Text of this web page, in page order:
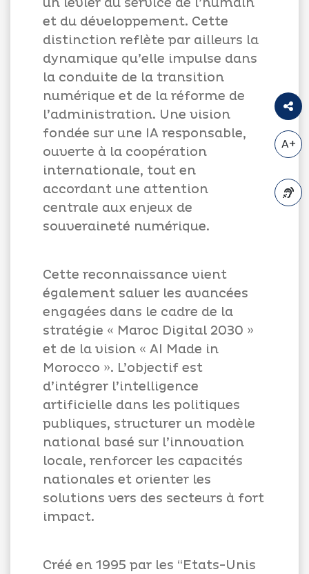
et du développement. Cette
distinction reflète par ailleurs la
dynamique qu’elle impulse dans
la conduite de la transition
numérique et de la réforme de
l’administration. Une vision
fondée sur une IA responsable,
ouverte à la coopération
internationale, tout en
accordant une attention
centrale aux enjeux de
souveraineté numérique.
Cette reconnaissance vient
également saluer les avancées
engagées dans le cadre de la
stratégie « Maroc Digital 2030 »
et de la vision « AI Made in
Morocco ». L’objectif est
d’intégrer l’intelligence
artificielle dans les politiques
publiques, structurer un modèle
national basé sur l’innovation
locale, renforcer les capacités
nationales et orienter les
solutions vers des secteurs à fort
impact.
Créé en 1995 par les “Etats-Unis
A+